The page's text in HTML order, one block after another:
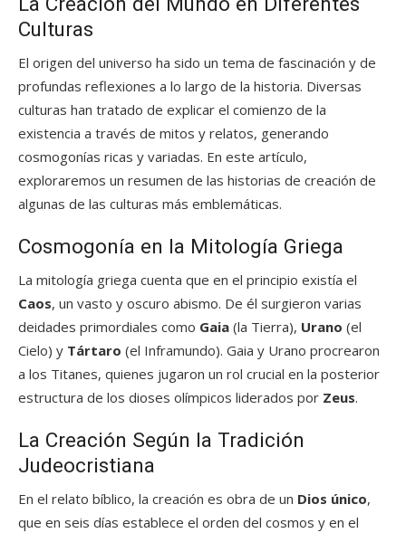
Culturas
El origen del universo ha sido un tema de fascinación y de
profundas reflexiones a lo largo de la historia. Diversas
culturas han tratado de explicar el comienzo de la
existencia a través de mitos y relatos, generando
cosmogonías ricas y variadas. En este artículo,
exploraremos un resumen de las historias de creación de
algunas de las culturas más emblemáticas.
Cosmogonía en la Mitología Griega
La mitología griega cuenta que en el principio existía el
Caos, un vasto y oscuro abismo. De él surgieron varias
deidades primordiales como Gaia (la Tierra), Urano (el
Cielo) y Tártaro (el Inframundo). Gaia y Urano procrearon
a los Titanes, quienes jugaron un rol crucial en la posterior
estructura de los dioses olímpicos liderados por Zeus.
La Creación Según la Tradición
Judeocristiana
En el relato bíblico, la creación es obra de un Dios único,
que en seis días establece el orden del cosmos y en el